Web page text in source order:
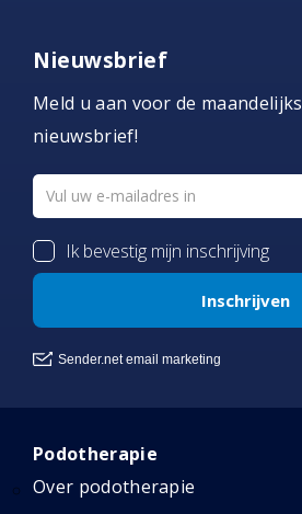
Nieuwsbrief
Meld u aan voor de
nieuwsbrief!
Podotherapie
Over podotherapie